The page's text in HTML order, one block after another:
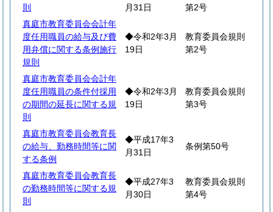
則
月31日
第2号
真庭市教育委員会会計年
度任用職員の給与及び費
用弁償に関する条例施行
規則
◆令和2年3月
19日
教育委員会規則
第2号
真庭市教育委員会会計年
度任用職員の条件付採用
の期間の延長に関する規
則
◆令和2年3月
19日
教育委員会規則
第3号
真庭市教育委員会教育長
の給与、勤務時間等に関
する条例
◆平成17年3
月31日
条例第50号
真庭市教育委員会教育長
の勤務時間等に関する規
則
◆平成27年3
月30日
教育委員会規則
第4号